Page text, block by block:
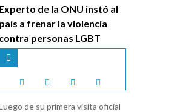
Experto de la ONU instó al
país a frenar la violencia
contra personas LGBT
de su primera visita oficial